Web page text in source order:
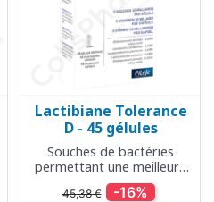
Lactibiane Tolerance
D - 45 gélules
Souches de bactéries
permettant une meilleure
digestion
45,38 € -16%